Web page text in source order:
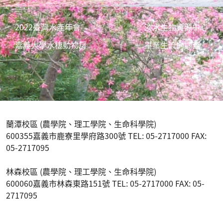
2022臺灣水產年會
嘉義大學水棲動物房
淡水生物資源中心
畢業生流向調查
蘭潭校區 (農學院、理工學院、生命科學院)
600355嘉義市鹿寮里學府路300號 TEL: 05-2717000 FAX:
05-2717095
林森校區 (農學院、理工學院、生命科學院)
600060嘉義市林森東路151號 TEL: 05-2717000 FAX: 05-
2717095